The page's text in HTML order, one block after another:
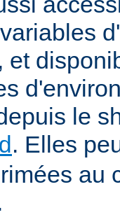
et
le
. Elles
au